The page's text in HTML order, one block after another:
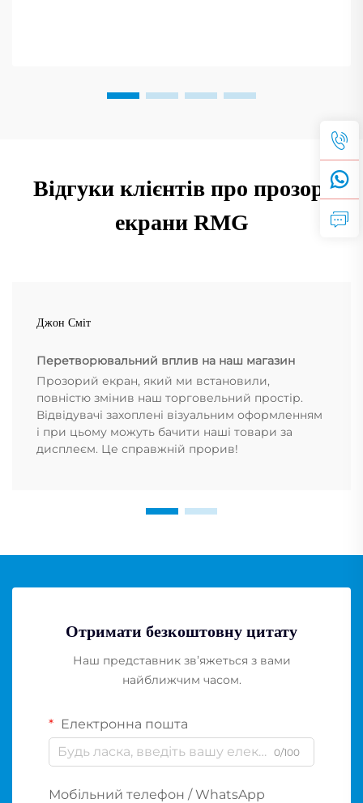
Відгуки клієнтів про прозорі
екрани RMG
Джон Сміт
Перетворювальний вплив на наш магазин
Прозорий екран, який ми встановили,
повністю змінив наш торговельний простір.
Відвідувачі захоплені візуальним оформленням
і при цьому можуть бачити наші товари за
дисплеєм. Це справжній прорив!
Отримати безкоштовну цитату
Наш представник зв’яжеться з вами
найближчим часом.
Електронна пошта
0/100
Мобільний телефон / WhatsApp